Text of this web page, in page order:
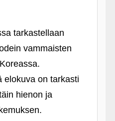
tarkastellaan
vammaisten
elokuva on tarkasti
hienon ja